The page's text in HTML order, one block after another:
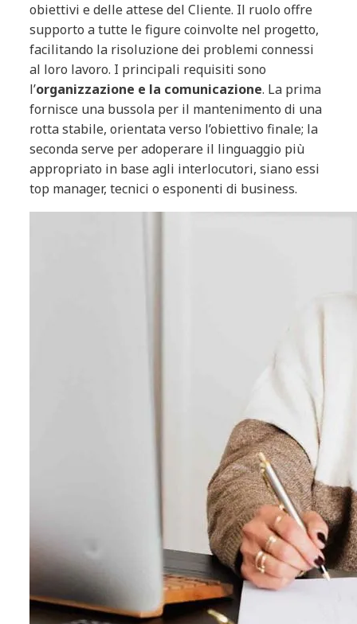
obiettivi e delle attese del Cliente. Il ruolo offre
supporto a tutte le figure coinvolte nel progetto,
facilitando la risoluzione dei problemi connessi
al loro lavoro. I principali requisiti sono
l’organizzazione e la comunicazione. La prima
fornisce una bussola per il mantenimento di una
rotta stabile, orientata verso l’obiettivo finale; la
seconda serve per adoperare il linguaggio più
appropriato in base agli interlocutori, siano essi
top manager, tecnici o esponenti di business.